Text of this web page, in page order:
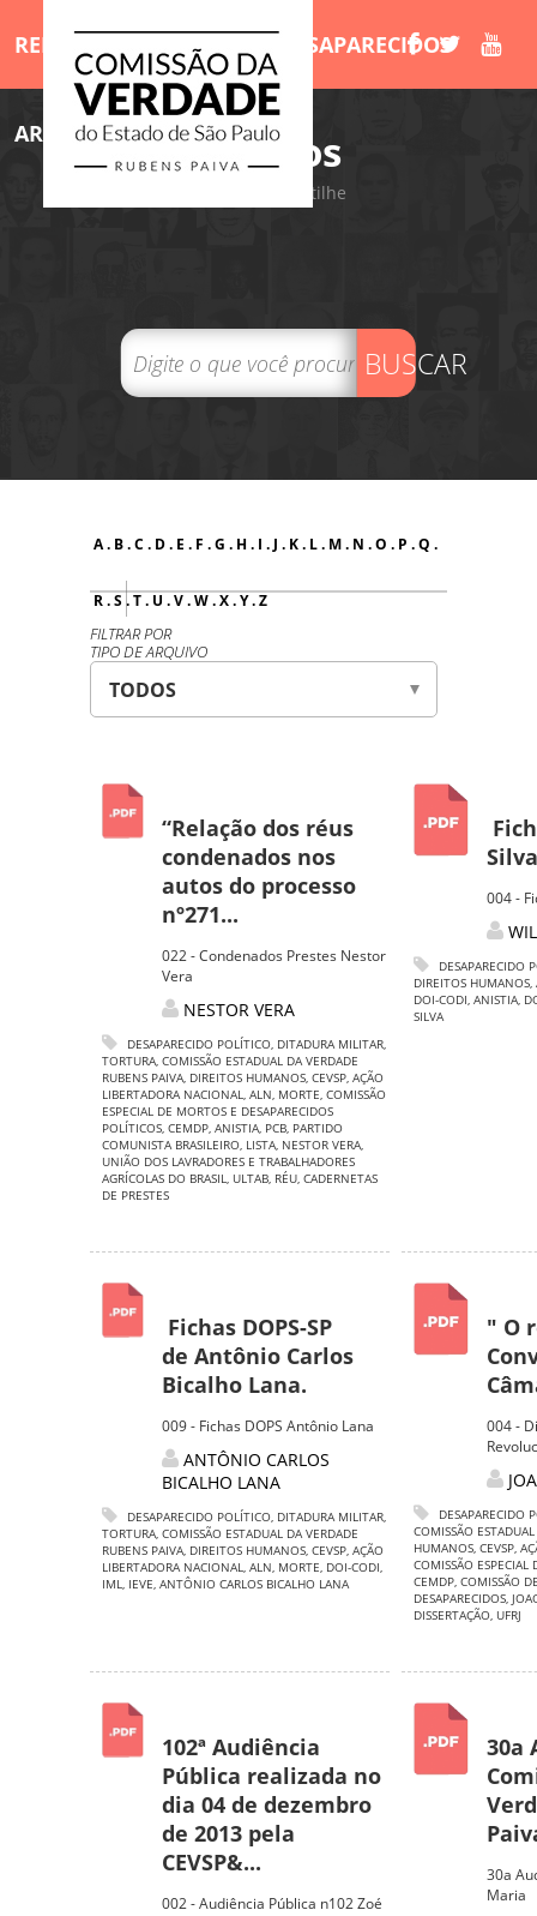
RELATÓRIO MORTOS E DESAPARECIDOS
ARQUIVOS LIVROS
/Arquivos
Compartilhe
BUSCAR
A. B.C . D. E . F .G . H. I . J . K. L. M. N .O . P .Q .
R.S .T. U .V.W.X.Y.Z
FILTRAR POR
TIPO DE ARQUIVO
“Relação dos réus
condenados nos
autos do processo
nº271...
022 - Condenados Prestes Nestor
Vera
NESTOR VERA
DESAPARECIDO POLÍTICO, DITADURA MILITAR,
TORTURA, COMISSÃO ESTADUAL DA VERDADE
RUBENS PAIVA, DIREITOS HUMANOS, CEVSP, AÇÃO
LIBERTADORA NACIONAL, ALN, MORTE, COMISSÃO
ESPECIAL DE MORTOS E DESAPARECIDOS
POLÍTICOS, CEMDP, ANISTIA, PCB, PARTIDO
COMUNISTA BRASILEIRO, LISTA, NESTOR VERA,
UNIÃO DOS LAVRADORES E TRABALHADORES
AGRÍCOLAS DO BRASIL, ULTAB, RÉU, CADERNETAS
DE PRESTES
004 -
DESAPARECIDO
DIREITOS HUMANOS,
DOI-CODI, ANISTIA,
SILVA
Fichas DOPS-SP
de Antônio Carlos
Bicalho Lana.
009 - Fichas DOPS Antônio Lana
ANTÔNIO CARLOS
BICALHO LANA
DESAPARECIDO POLÍTICO, DITADURA MILITAR,
TORTURA, COMISSÃO ESTADUAL DA VERDADE
RUBENS PAIVA, DIREITOS HUMANOS, CEVSP, AÇÃO
LIBERTADORA NACIONAL, ALN, MORTE, DOI-CODI,
IML, IEVE, ANTÔNIO CARLOS BICALHO LANA
" O
004 -
DESAPARECIDO
COMISSÃO
HUMANOS, CEVSP,
COMISSÃO ESPECIAL
CEMDP, COMISSÃO
DESAPARECIDOS,
DISSERTAÇÃO, UFRJ
102ª Audiência
Pública realizada no
dia 04 de dezembro
de 2013 pela
CEVSP&...
002 - Audiência Pública n102 Zoé
30a
30a
Maria